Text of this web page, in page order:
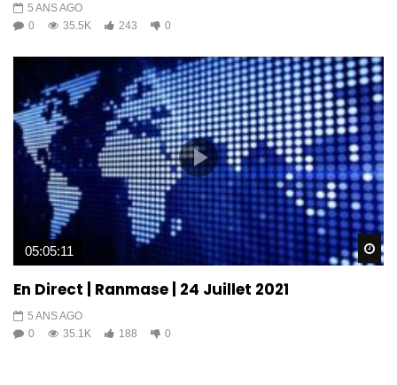
5 ANS AGO
0
35.5K 243 0
05:05:11
En Direct | Ranmase | 24 Juillet 2021
5 ANS AGO
0
35.1K 188 0